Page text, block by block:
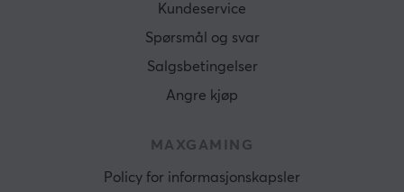
Kundeservice
Spørsmål og svar
Salgsbetingelser
Angre kjøp
MAXGAMING
Policy for informasjonskapsler